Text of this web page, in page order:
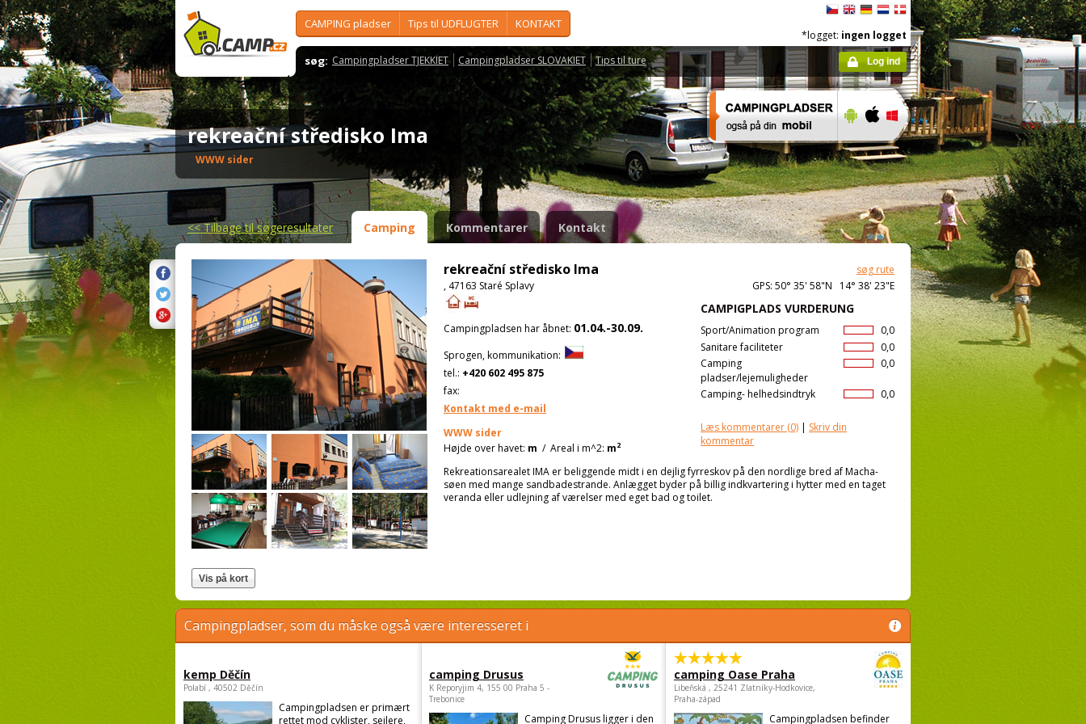
CAMPING pladser Tips til UDFLUGTER KONTAKT
søg: Campingpladser TJEKKIET Campingpladser SLOVAKIET Tips til ture
*logget: ingen logget
Log ind
rekreační středisko Ima
WWW sider
<<Tilbage til søgeresultater Camping Kommentarer Kontakt
rekreační středisko Ima
søg rute
, 47163 Staré Splavy
GPS: 50° 35' 58"N 14° 38' 23"E
CAMPIGPLADS VURDERUNG
0,0
Sport/Animation program
0,0
Sanitare faciliteter
0,0
Camping
pladser/lejemuligheder
0,0
Camping- helhedsindtryk
Læs kommentarer (0) | Skriv din
kommentar
Campingpladsen har åbnet: 01.04.-30.09.
Sprogen, kommunikation:
tel.: +420 602 495 875
fax:
Kontakt med e-mail
WWW sider
Højde over havet: m / Areal i m^2: m2
Rekreationsarealet IMA er beliggende midt i en dejlig fyrreskov på den nordlige bred af Macha-
søen med mange sandbadestrande. Anlægget byder på billig indkvartering i hytter med en taget
veranda eller udlejning af værelser med eget bad og toilet.
Campingpladser, som du måske også være interesseret i
kemp Děčín
Polabí , 40502 Děčín
Campingpladsen er primært
rettet mod cyklister, sejlere,
camping Drusus
K Reporyjim 4, 155 00 Praha 5 -
Trebonice
Camping Drusus ligger i den
camping Oase Praha
Libeňská , 25241 Zlatníky-Hodkovice,
Praha-západ
Campingpladsen befinder